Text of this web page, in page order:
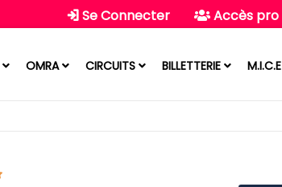
Se Connecter Accès pro
OMRA CIRCUITS BILLETTERIE M.I.C.E